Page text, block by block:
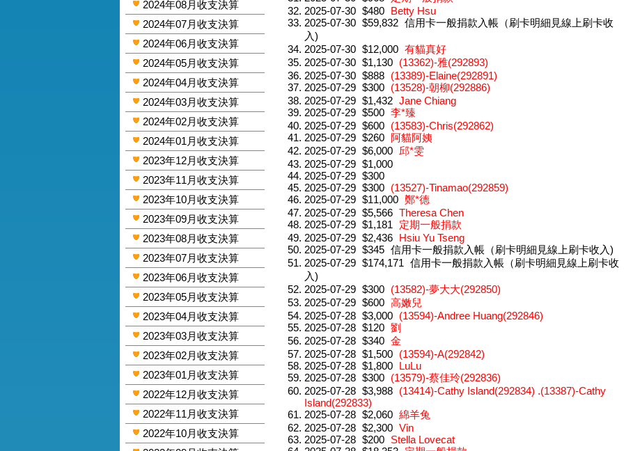
2024年08月收支決算
2024年07月收支決算
2024年06月收支決算
2024年05月收支決算
2024年04月收支決算
2024年03月收支決算
2024年02月收支決算
2024年01月收支決算
2023年12月收支決算
2023年11月收支決算
2023年10月收支決算
2023年09月收支決算
2023年08月收支決算
2023年07月收支決算
2023年06月收支決算
2023年05月收支決算
2023年04月收支決算
2023年03月收支決算
2023年02月收支決算
2023年01月收支決算
2022年12月收支決算
2022年11月收支決算
2022年10月收支決算
2025-07-30 $480
Betty Hsu
2025-07-30 $59,832 信用卡一般捐款入帳（刷卡明細見線上刷卡收
入)
2025-07-30 $12,000 有貓真好
2025-07-30 $1,130
(13362)-雅(292893)
2025-07-30 $888
(13389)-Elaine(292891)
2025-07-29 $300
(13528)-朝柳(292886)
2025-07-29 $1,432 Jane Chiang
2025-07-29 $500 李*臻
2025-07-29 $600
(13583)-Chris(292862)
2025-07-29 $260
阿貓阿姨
2025-07-29 $6,000 邱*雯
2025-07-29 $1,000
2025-07-29 $300
2025-07-29 $300
(13527)-Tinamao(292859)
2025-07-29 $11,000 鄭*德
2025-07-29 $5,566 Theresa Chen
2025-07-29 $1,181
定期一般捐款
2025-07-29 $2,436
Hsiu Yu Tseng
2025-07-29 $345 信用卡一般捐款入帳（刷卡明細見線上刷卡收入)
2025-07-29 $174,171 信用卡一般捐款入帳（刷卡明細見線上刷卡收
入)
2025-07-29 $300
(13582)-夢大大(292850)
2025-07-29 $600 高嫩兒
2025-07-28 $3,000
(13594)-Andree Huang(292846)
2025-07-28 $120 劉
2025-07-28 $340 金
2025-07-28 $1,500
(13594)-A(292842)
2025-07-28 $1,800
LuLu
2025-07-28 $300
(13579)-蔡佳玲(292836)
2025-07-28 $3,988
(13414)-Cathy Island(292834) .(13387)-Cathy
Island(292833)
2025-07-28 $2,060 綿羊兔
2025-07-28 $2,300 Vin
2025-07-28 $200
Stella Lovecat